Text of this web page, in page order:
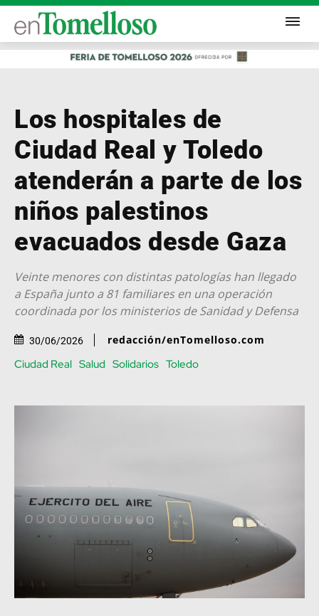
Los hospitales de
Ciudad Real y Toledo
atenderán a parte de los
niños palestinos
evacuados desde Gaza
Veinte menores con distintas patologías han llegado
a España junto a 81 familiares en una operación
coordinada por los ministerios de Sanidad y Defensa
30/06/2026 redacción/enTomelloso.com
Ciudad Real Salud Solidarios Toledo